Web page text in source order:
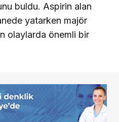
buldu. Aspirin alan
yatarken majör
olaylarda önemli bir